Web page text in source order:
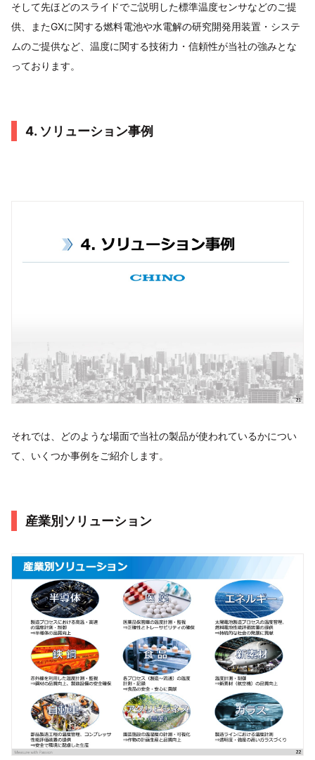
そして先ほどのスライドでご説明した標準温度センサなどのご提
供、​またGXに関する燃料電池や水電解の研究開発用装置・システ
ムのご提供など、​温度に関する技術力・信頼性が当社の強みとな
っております。​
4. ソリューション事例
それでは、どのような場面で当社の製品が使われているかについ
て、いくつか事例をご紹介します。​
産業別ソリューション